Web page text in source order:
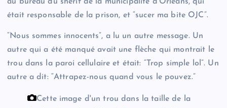
au bureau du shérif de la municipalité d'Orléans, qui
était responsable de la prison, et “sucer ma bite OJC”.
“Nous sommes innocents”, a lu un autre message. Un
autre qui a été manqué avait une flèche qui montrait le
trou dans la paroi cellulaire et était: “Trop simple lol”. Un
autre a dit: “Attrapez-nous quand vous le pouvez.”
Cette image d'un trou dans la taille de la